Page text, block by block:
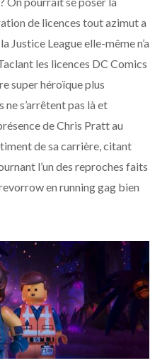
de licences tout azimut a
Justice League elle-même n’a
les licences DC Comics
super héroïque plus
s’arrêtent pas là et
de Chris Pratt au
de sa carrière, citant
l’un des reproches faits
en running gag bien